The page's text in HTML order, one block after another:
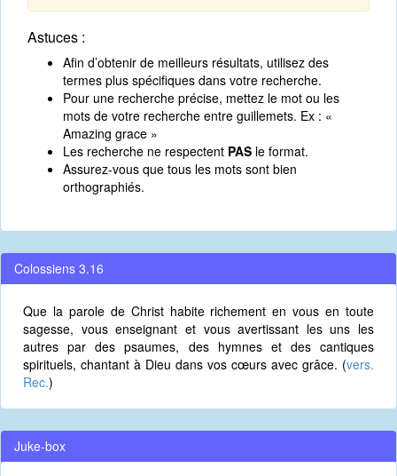
Astuces :
Afin d’obtenir de meilleurs résultats, utilisez des
termes plus spécifiques dans votre recherche.
Pour une recherche précise, mettez le mot ou les
mots de votre recherche entre guillemets. Ex : «
Amazing grace »
Les recherche ne respectent PAS le format.
Assurez-vous que tous les mots sont bien
orthographiés.
Colossiens 3.16
Que la parole de Christ habite richement en vous en toute
sagesse, vous enseignant et vous avertissant les uns les
autres par des psaumes, des hymnes et des cantiques
spirituels, chantant à Dieu dans vos cœurs avec grâce. (vers.
Rec.)
Juke-box